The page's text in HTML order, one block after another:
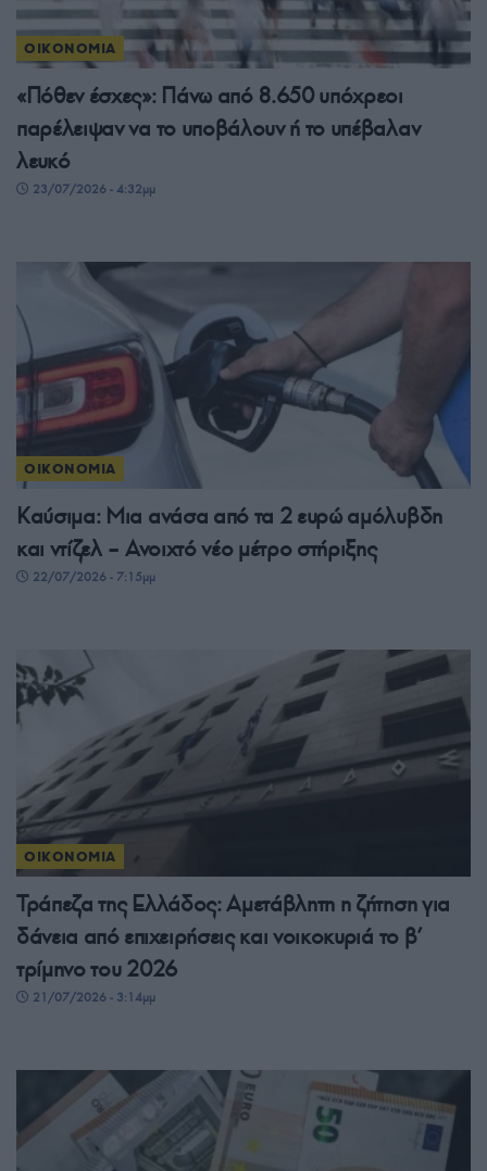
ΟΙΚΟΝΟΜΙΑ
«Πόθεν έσχες»: Πάνω από 8.650 υπόχρεοι
παρέλειψαν να το υποβάλουν ή το υπέβαλαν
λευκό
23/07/2026 - 4:32μμ
ΟΙΚΟΝΟΜΙΑ
Καύσιμα: Μια ανάσα από τα 2 ευρώ αμόλυβδη
και ντίζελ – Ανοιχτό νέο μέτρο στήριξης
22/07/2026 - 7:15μμ
ΟΙΚΟΝΟΜΙΑ
Τράπεζα της Ελλάδος: Αμετάβλητη η ζήτηση για
δάνεια από επιχειρήσεις και νοικοκυριά το β’
τρίμηνο του 2026
21/07/2026 - 3:14μμ